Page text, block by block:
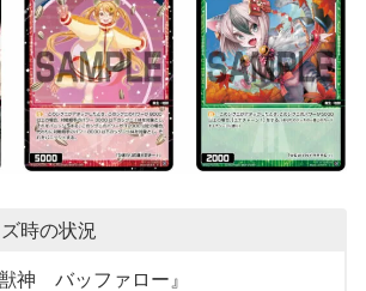
時の状況
神 バッファロー』